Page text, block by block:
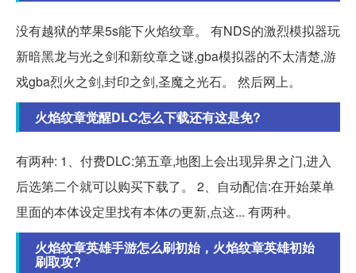
没有越狱的苹果5s能下火焰纹章。 有NDS的激烈模拟器玩
新暗黑龙与光之剑和新纹章之谜,gba模拟器的不太清楚,游
戏gba烈火之剑,封印之剑,圣魔之光石。 然后网上。
火焰纹章觉醒DLC怎么下载还有这是免?
有两种: 1、付费DLC:第五章,地图上会出现异界之门,进入
后选第二个就可以购买下载了。 2、自动配信:在开始菜单
里面的本体设定里找有本体の更新,点这... 有两种。
火焰纹章英雄手游怎么刷初始，火焰纹章英雄初始
刷取攻?